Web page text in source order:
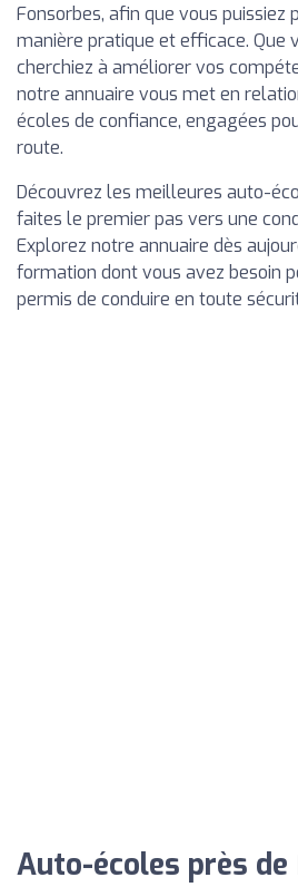
Fonsorbes, afin que vous puissiez
manière pratique et efficace. Que
cherchiez à améliorer vos
notre annuaire vous met en
écoles de confiance, engagées
route.
Découvrez les meilleures auto-
faites le premier pas vers une
Explorez notre annuaire dès
formation dont vous avez besoin
permis de conduire en toute
Auto-écoles près de